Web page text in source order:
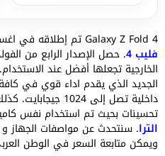
Galaxy Z Fold 4 تم إطلاقه في اغسطس 2022 إلى جانب
فليب 4 . حصل الإصدار الرابع من
الخارجية تجعلها أفضل عند
الجديد الذي يقدم اداء قوي في
داخلية تصل إلى
تحسينات بحيث تم استخدام نفس
الترا. سنتحدث عن مواصفات الجهاز و
ويمكن متابعة السعر في الوطن